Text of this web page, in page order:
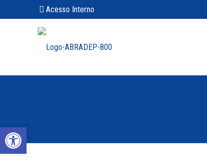
Acesso Interno
Abrir a barra de ferramentas